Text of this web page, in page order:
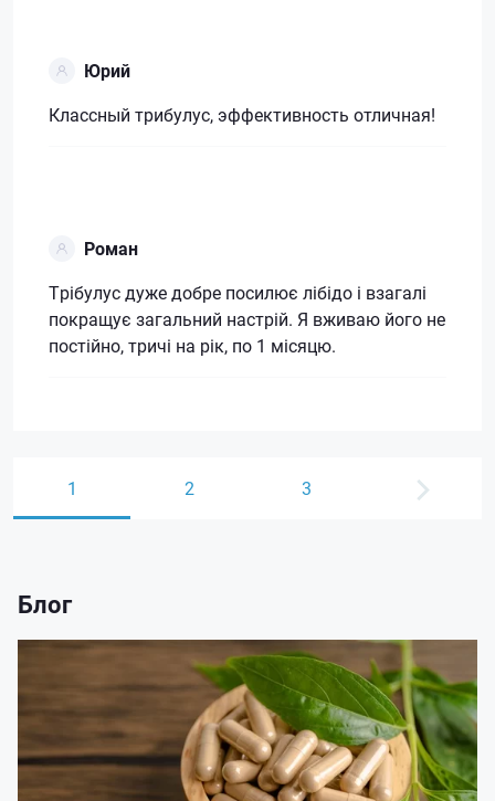
Юрий
Классный трибулус, эффективность отличная!
Роман
Трібулус дуже добре посилює лібідо і взагалі
покращує загальний настрій. Я вживаю його не
постійно, тричі на рік, по 1 місяцю.
1 2 3
Блог